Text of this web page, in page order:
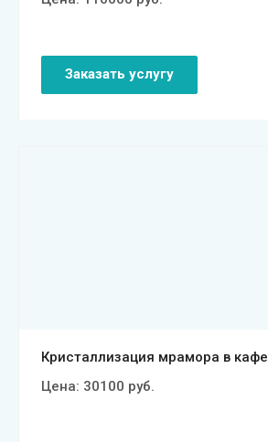
Заказать услугу
Кристаллизация мрамора в кафе
Цена: 30100 руб.